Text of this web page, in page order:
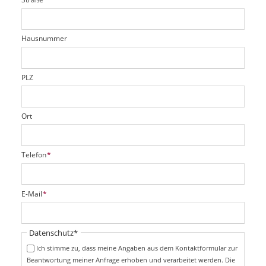
t
r
d
e
d
c
t
f
e
d
Hausnummer
PLZ
Ort
P
f
i
c
t
f
Telefon*
P
f
i
E-Mail*
Pflichtfeld
Datenschutz*
Ich stimme zu, dass meine Angaben aus dem Kontaktformular zur
Beantwortung meiner Anfrage erhoben und verarbeitet werden. Die